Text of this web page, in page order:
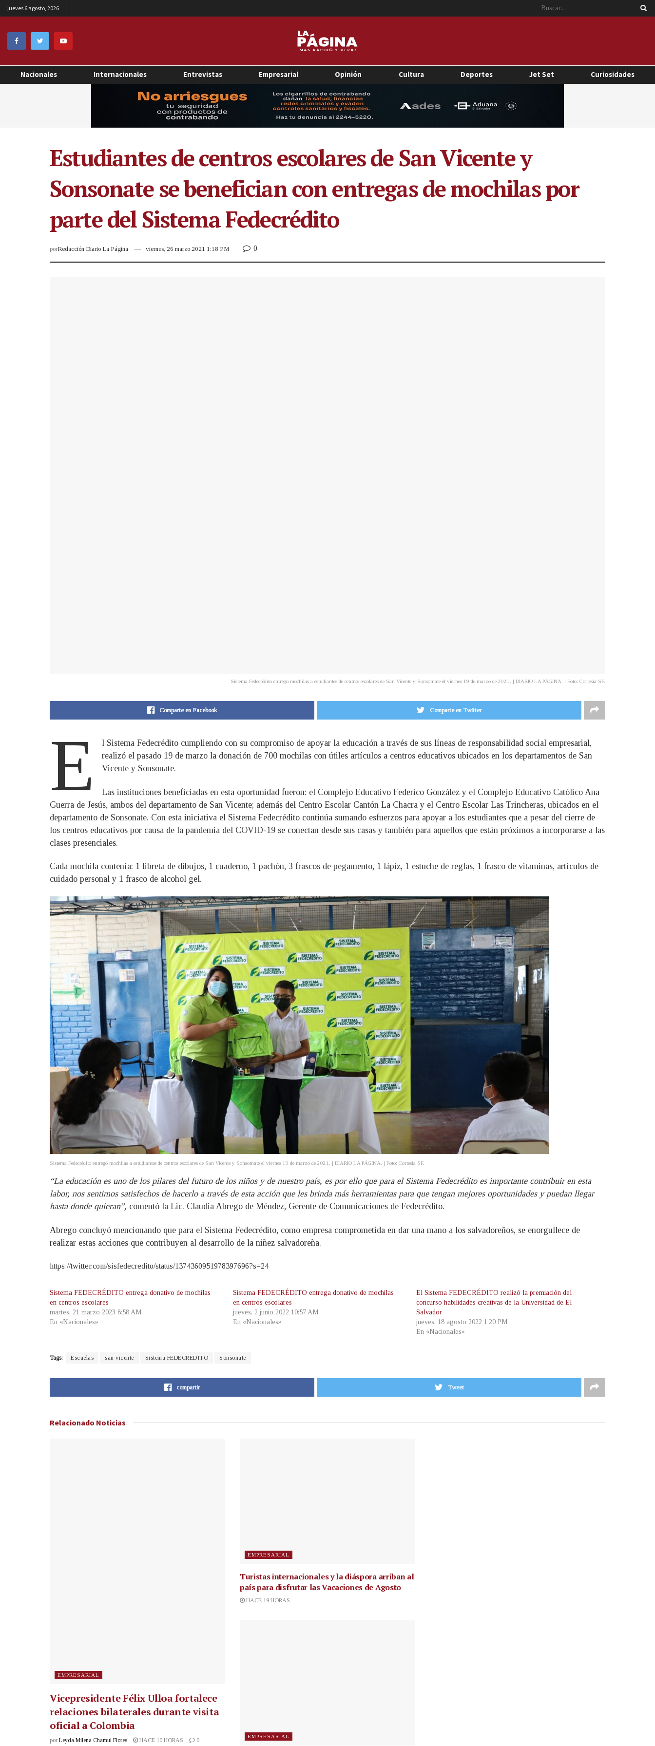
jueves 6 agosto, 2026
Nacionales Internacionales Entrevistas Empresarial Opinión Cultura Deportes Jet Set Curiosidades
Estudiantes de centros escolares de San Vicente y
Sonsonate se benefician con entregas de mochilas por
parte del Sistema Fedecrédito
porRedacción Diario La Página viernes, 26 marzo 2021 1:18 PM 0
Sistema Fedecrédito entrego mochilas a estudiantes de centros escolares de San Vicente y Sonsomate el viernes 19 de marzo de 2021. | DIARIO LA PÁGINA. | Foto: Cortesía SF.
Comparte en Facebook Comparte en Twitter
E
l Sistema Fedecrédito cumpliendo con su compromiso de apoyar la educación a través de sus líneas de responsabilidad social empresarial,
realizó el pasado 19 de marzo la donación de 700 mochilas con útiles artículos a centros educativos ubicados en los departamentos de San
Vicente y Sonsonate.
Las instituciones beneficiadas en esta oportunidad fueron: el Complejo Educativo Federico González y el Complejo Educativo Católico Ana
Guerra de Jesús, ambos del departamento de San Vicente; además del Centro Escolar Cantón La Chacra y el Centro Escolar Las Trincheras, ubicados en el
departamento de Sonsonate. Con esta iniciativa el Sistema Fedecrédito continúa sumando esfuerzos para apoyar a los estudiantes que a pesar del cierre de
los centros educativos por causa de la pandemia del COVID-19 se conectan desde sus casas y también para aquellos que están próximos a incorporarse a las
clases presenciales.
Cada mochila contenía: 1 libreta de dibujos, 1 cuaderno, 1 pachón, 3 frascos de pegamento, 1 lápiz, 1 estuche de reglas, 1 frasco de vitaminas, artículos de
cuidado personal y 1 frasco de alcohol gel.
Sistema Fedecrédito entrego mochilas a estudiantes de centros escolares de San Vicente y Sonsomate el viernes 19 de marzo de 2021. | DIARIO LA PÁGINA. | Foto: Cortesía SF.
“La educación es uno de los pilares del futuro de los niños y de nuestro país, es por ello que para el Sistema Fedecrédito es importante contribuir en esta
labor, nos sentimos satisfechos de hacerlo a través de esta acción que les brinda más herramientas para que tengan mejores oportunidades y puedan llegar
hasta donde quieran”, comentó la Lic. Claudia Abrego de Méndez, Gerente de Comunicaciones de Fedecrédito.
Abrego concluyó mencionando que para el Sistema Fedecrédito, como empresa comprometida en dar una mano a los salvadoreños, se enorgullece de
realizar estas acciones que contribuyen al desarrollo de la niñez salvadoreña.
https://twitter.com/sisfedecredito/status/1374360951978397696?s=24
Sistema FEDECRÉDITO entrega donativo de mochilas
en centros escolares
martes, 21 marzo 2023 8:58 AM
En «Nacionales»
Sistema FEDECRÉDITO entrega donativo de mochilas
en centros escolares
jueves, 2 junio 2022 10:57 AM
En «Nacionales»
El Sistema FEDECRÉDITO realizó la premiación del
concurso habilidades creativas de la Universidad de El
Salvador
jueves, 18 agosto 2022 1:20 PM
En «Nacionales»
Tags: Escuelas san vicente Sistema FEDECREDITO Sonsonate
compartir Tweet
Relacionado Noticias
EMPRESARIAL
Vicepresidente Félix Ulloa fortalece
relaciones bilaterales durante visita
oficial a Colombia
por Leyda Milena Chamul Flores HACE 10 HORAS 0
EMPRESARIAL
Turistas internacionales y la diáspora arriban al
país para disfrutar las Vacaciones de Agosto
HACE 19 HORAS
EMPRESARIAL